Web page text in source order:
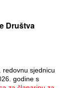
Društva
redovnu sjednicu
godine s